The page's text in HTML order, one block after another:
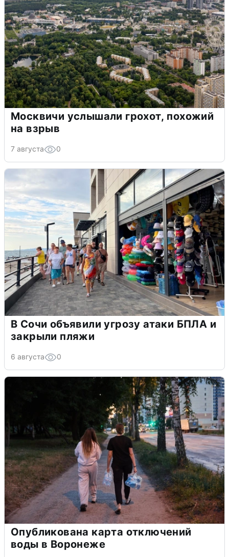
Москвичи услышали грохот, похожий
на взрыв
7 августа 0
В Сочи объявили угрозу атаки БПЛА и
закрыли пляжи
6 августа 0
Опубликована карта отключений
воды в Воронеже